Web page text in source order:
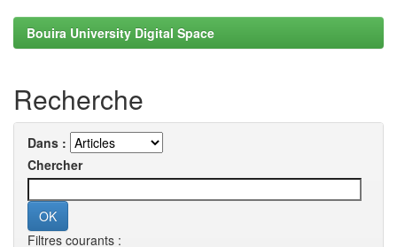
Bouira University Digital Space
Recherche
Dans :
Chercher
Filtres courants :